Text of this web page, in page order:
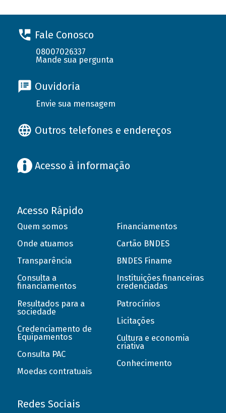
Fale Conosco
08007026337
Mande sua pergunta
Ouvidoria
Envie sua mensagem
Outros telefones e endereços
Acesso à informação
Acesso Rápido
Quem somos
Onde atuamos
Transparência
Consulta a
financiamentos
Resultados para a
sociedade
Credenciamento de
Equipamentos
Consulta PAC
Moedas contratuais
Financiamentos
Cartão BNDES
BNDES Finame
Instituições financeiras
credenciadas
Patrocínios
Licitações
Cultura e economia
criativa
Conhecimento
Redes Sociais